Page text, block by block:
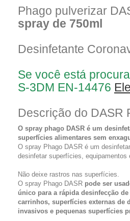
Phago pulverizar
spray de 750ml
Desinfetante
Se você está
S-3DM EN-14476
Descrição do DASR
O spray phago DASR é um
superfícies alimentares sem
O spray Phago DASR é um
desinfetar superfícies, equipamentos
Não deixe rastros nas superfícies.
O spray Phago DASR pode ser
único para a rápida desinfecção
carrinhos, superfícies externas de
invasivos e pequenas superfícies